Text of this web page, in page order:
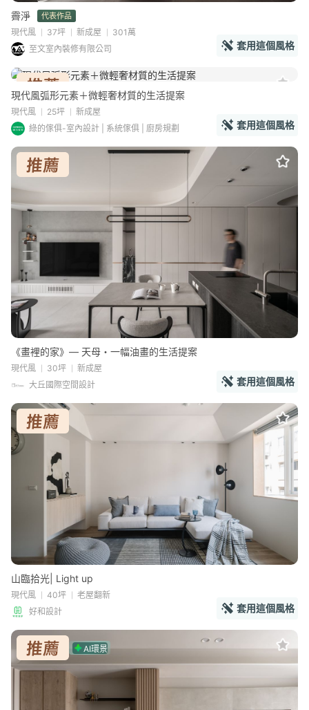
霽淨 代表作品
現代風 37坪 新成屋
301萬
至文室內裝修有限公司
套用這個風格
現代風弧形元素＋微輕奢材質的生活提案
現代風 25坪
新成屋
綠的傢俱-室內設計 | 系統傢俱 | 廚房規劃
套用這個風格
《畫裡的家》— 天母・一幅油畫的生活提案
現代風 30坪
新成屋
大丘國際空間設計
套用這個風格
山臨拾光| Light up
現代風 40坪
老屋翻新
好和設計
套用這個風格
AI環景